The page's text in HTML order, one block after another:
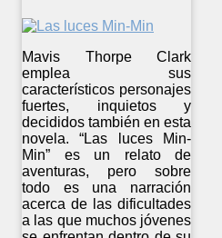
Mavis Thorpe Clark
emplea sus
característicos personajes
fuertes, inquietos y
decididos también en esta
novela. “Las luces Min-
Min” es un relato de
aventuras, pero sobre
todo es una narración
acerca de las dificultades
a las que muchos jóvenes